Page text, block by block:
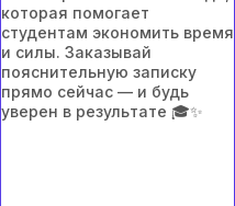
которая помогает
студентам экономить время
и силы. Заказывай
пояснительную записку
прямо сейчас — и будь
уверен в результате 🎓✨